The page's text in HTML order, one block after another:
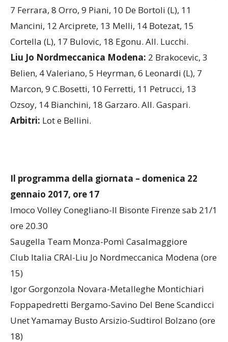
Club Italia CRAI-Liu Jo Nordmeccanica Modena
Club Italia CRAI:1 Enweonwu, 4 Morello, 5 Lubian,
7 Ferrara, 8 Orro, 9 Piani, 10 De Bortoli (L), 11
Mancini, 12 Arciprete, 13 Melli, 14 Botezat, 15
Cortella (L), 17 Bulovic, 18 Egonu. All. Lucchi.
Liu Jo Nordmeccanica Modena: 2 Brakocevic, 3
Belien, 4 Valeriano, 5 Heyrman, 6 Leonardi (L), 7
Marcon, 9 C.Bosetti, 10 Ferretti, 11 Petrucci, 13
Il programma della giornata – domenica 22
gennaio 2017, ore 17
Imoco Volley Conegliano-Il Bisonte Firenze sab 21/1
ore 20.30
Saugella Team Monza-Pomì Casalmaggiore
Club Italia CRAI-Liu Jo Nordmeccanica Modena (ore
15)
Igor Gorgonzola Novara-Metalleghe Montichiari
Foppapedretti Bergamo-Savino Del Bene Scandicci